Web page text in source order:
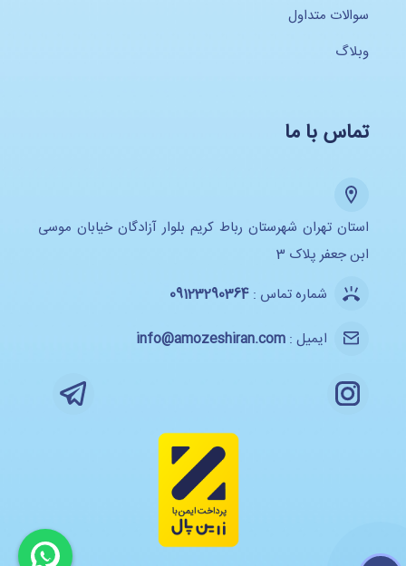
سوالات متداول
وبلاگ
تماس با ما
استان تهران شهرستان رباط کریم بلوار آزادگان خیابان موسی
ابن جعفر پلاک 3
شماره تماس :09123290364
ایمیل :info@amozeshiran.com